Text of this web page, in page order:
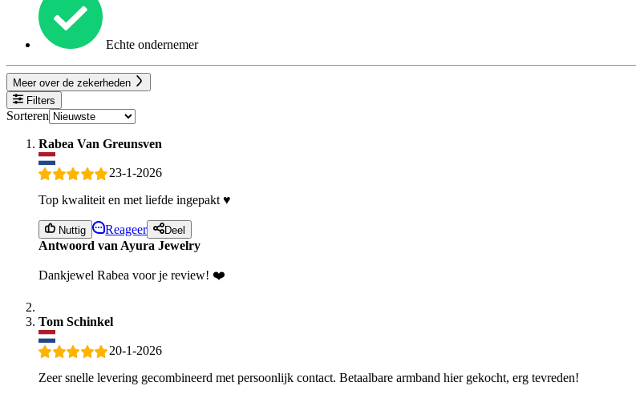
Echte ondernemer
Meer over de zekerheden
Filters
Sorteren
Rabea Van Greunsven
23-1-2026
Top kwaliteit en met liefde ingepakt ♥️
Nuttig Reageer Deel
Antwoord van Ayura Jewelry
Dankjewel Rabea voor je review! ❤️
Tom Schinkel
20-1-2026
Zeer snelle levering gecombineerd met persoonlijk contact. Betaalbare armband hier gekocht, erg tevreden!